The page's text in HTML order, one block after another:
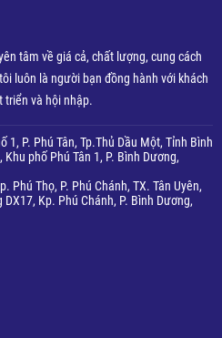
tâm về giá cả, chất lượng, cung cách
luôn là người bạn đồng hành với khách
triển và hội nhập.
1, P. Phú Tân, Tp.Thủ Dầu Một, Tỉnh Bình
phố Phú Tân 1, P. Bình Dương,
Phú Thọ, P. Phú Chánh, TX. Tân Uyên,
Kp. Phú Chánh, P. Bình Dương,